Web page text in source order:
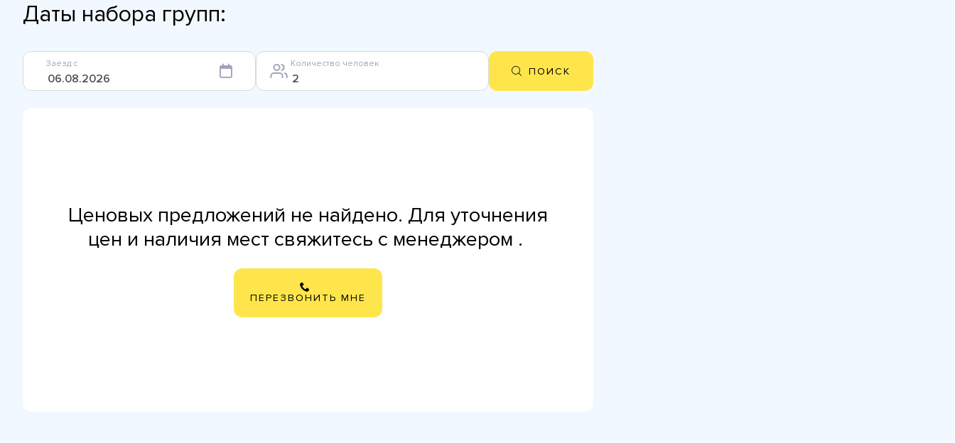
Даты набора групп:
Заезд с Количество человек
ПОИСК
Ценовых предложений не найдено. Для уточнения
цен и наличия мест свяжитесь с менеджером .
ПЕРЕЗВОНИТЬ МНЕ